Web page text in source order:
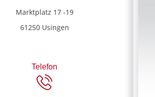
Marktplatz 17 -19
61250 Usingen
Telefon